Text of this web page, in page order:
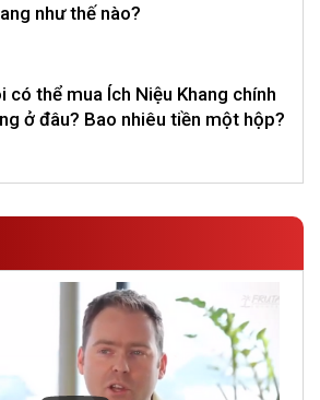
như thế nào?
có thể mua Ích Niệu Khang chính
ở đâu? Bao nhiêu tiền một hộp?